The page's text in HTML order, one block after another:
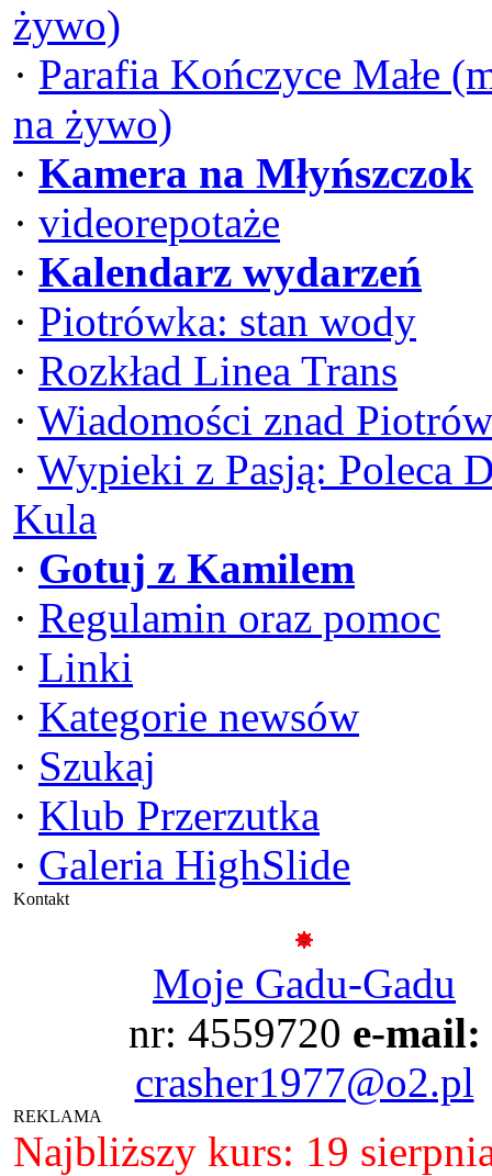
żywo)
· Parafia Kończyce Małe
na żywo)
· Kamera na Młyńszczok
· videorepotaże
· Kalendarz wydarzeń
· Piotrówka: stan wody
· Rozkład Linea Trans
· Wiadomości znad
· Wypieki z Pasją: Poleca
Kula
· Gotuj z Kamilem
· Regulamin oraz pomoc
· Linki
· Kategorie newsów
· Szukaj
· Klub Przerzutka
· Galeria HighSlide
Kontakt
Moje Gadu-Gadu
nr: 4559720 e-mail:
crasher1977@o2.pl
REKLAMA
Najbliższy kurs: 19